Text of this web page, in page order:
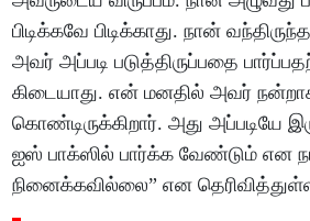
பிடிக்கவே பிடிக்காது. நான்
அவர் அப்படி படுத்திருப்பதை
கிடையாது. என் மனதில் அவர்
கொண்டிருக்கிறார். அது அப்படியே
ஐஸ் பாக்ஸில் பார்க்க வேண்டும் என
நினைக்கவில்லை” என